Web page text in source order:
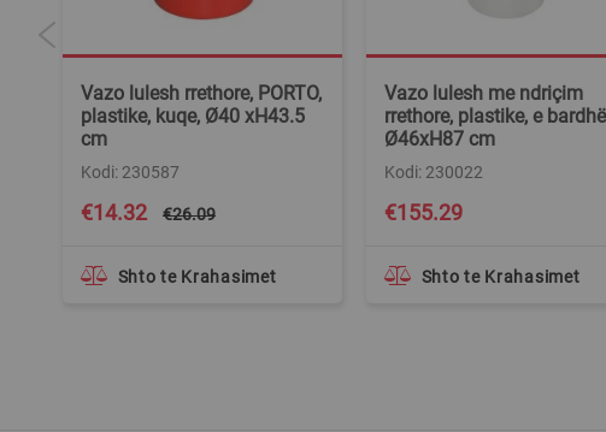
Vazo lulesh rrethore, PORTO,
plastike, kuqe, Ø40 xH43.5
cm
Special
Price
€14.32 €26.09
Kodi: 230587
Shto te Krahasimet
Vazo lulesh me ndriçim
rrethore, plastike, e
Ø46xH87 cm
€155.29
Kodi: 230022
Shto te Krahasimet